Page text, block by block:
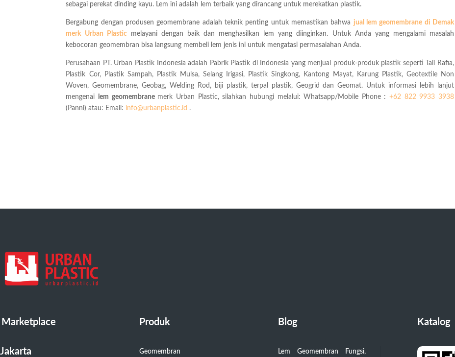
sebagai perekat dinding kayu. Lem ini adalah lem terbaik yang dirancang untuk merekatkan plastik.
Bergabung dengan produsen geomembrane adalah teknik penting untuk memastikan bahwa jual lem geomembrane di Demak
merk Urban Plasticmelayani dengan baik dan menghasilkan lem yang diinginkan. Untuk Anda yang mengalami masalah
kebocoran geomembran bisa langsung membeli lem jenis ini untuk mengatasi permasalahan Anda.
Perusahaan PT. Urban Plastik Indonesia adalah Pabrik Plastik di Indonesia yang menjual produk-produk plastik seperti Tali Rafia,
Plastik Cor, Plastik Sampah, Plastik Mulsa, Selang Irigasi, Plastik Singkong, Kantong Mayat, Karung Plastik, Geotextile Non
Woven, Geomembrane, Geobag, Welding Rod, biji plastik, terpal plastik, Geogrid dan Geomat. Untuk informasi lebih lanjut
mengenai
lem geomembrane merk Urban Plastic, silahkan hubungi melalui: Whatsapp/Mobile Phone :+62 822 9933 3938
(Panni) atau: Email: info@urbanplastic.id .
Marketplace
Jakarta
Produk
Geomembran
Blog
Lem Geomembran Fungsi,
Katalog